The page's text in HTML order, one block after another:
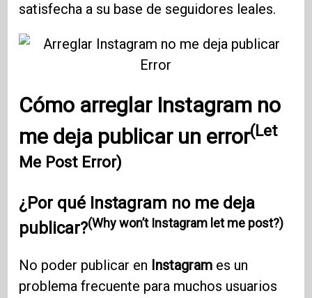
satisfecha a su base de seguidores leales.
Cómo arreglar Instagram no
me deja publicar un error(Let
Me Post Error)
¿Por qué Instagram no me deja
publicar?(Why won’t Instagram let me post?)
No poder publicar en Instagram es un
problema frecuente para muchos usuarios